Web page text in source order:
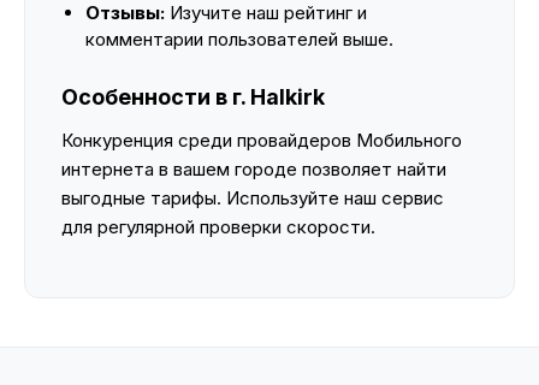
Отзывы: Изучите наш рейтинг и
комментарии пользователей выше.
Особенности в г. Halkirk
Конкуренция среди провайдеров Мобильного
интернета в вашем городе позволяет найти
выгодные тарифы. Используйте наш сервис
для регулярной проверки скорости.